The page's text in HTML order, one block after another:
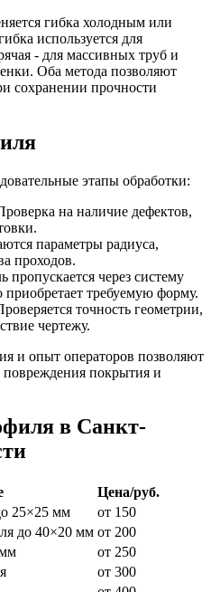
гибка холодным или
используется для
- для массивных труб и
Оба метода позволяют
сохранении прочности
этапы обработки:
на наличие дефектов,
параметры радиуса,
проходов.
пропускается через систему
приобретает требуемую форму.
точность геометрии,
чертежу.
и опыт операторов позволяют
покрытия и
в Санкт-
Цена/руб.
25×25 мм
от 150
до 40×20 мм от 200
от 250
от 300